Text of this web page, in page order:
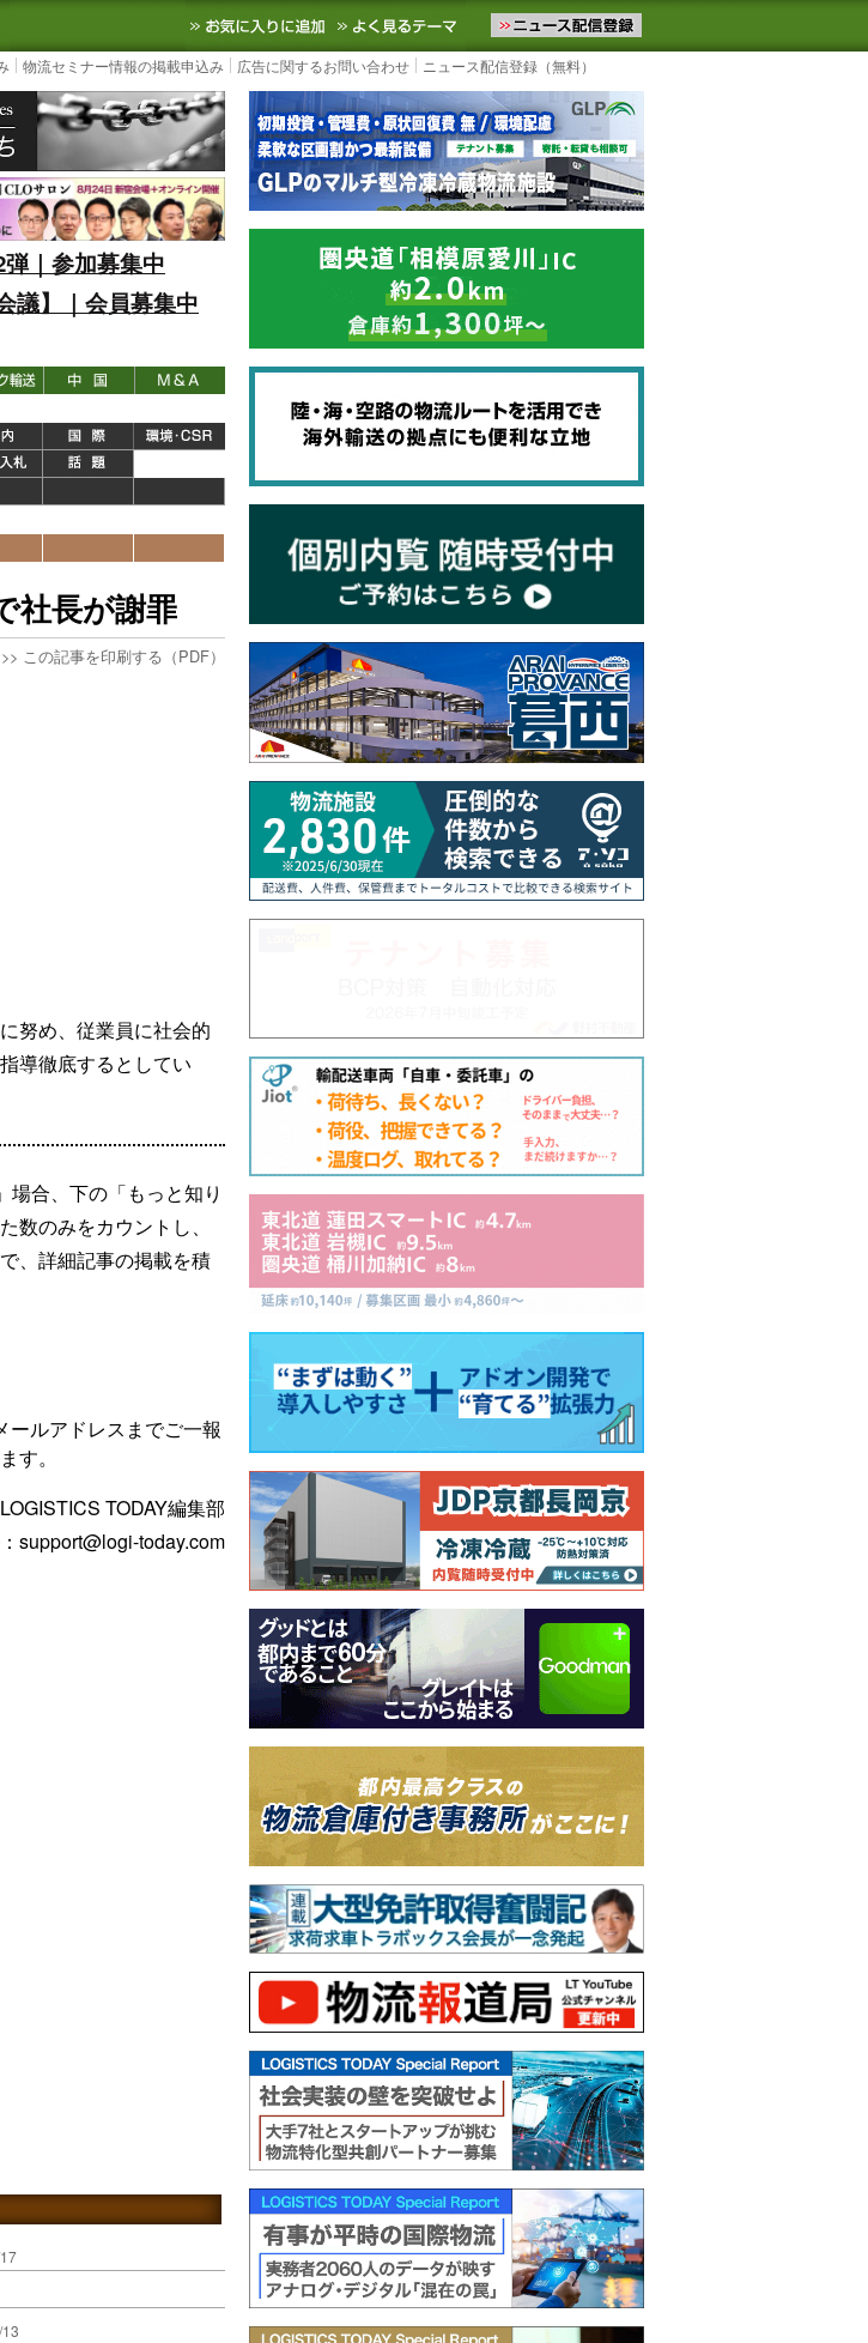
ースサイト
3PL, SCMなど国内外の最新の物流ニュースをお届けします。物流ニュースメール配信を登録す
お気に入りに追加 よく見るテーマ
物流セミナー情報の掲載申込み 広告に関するお問い合わせ ニュース配信登録（無料）
｜参加募集中
議】｜会員募集中
社長が謝罪
>> この記事を印刷する（PDF）
努め、従業員に社会的
導徹底するとしてい
合、下の「もっと知り
数のみをカウントし、
、詳細記事の掲載を積
ルアドレスまでご一報
す。
LOGISTICS TODAY編集部
support@logi-today.com